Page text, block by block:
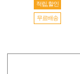
적립,할인
무료배송